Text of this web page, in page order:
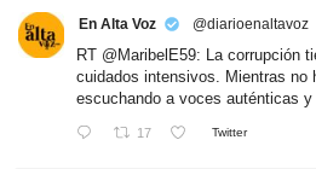
En Alta Voz @diarioenaltavoz
RT @MaribelE59: La corrupción
cuidados intensivos. Mientras no
escuchando a voces auténticas
17 Twitter